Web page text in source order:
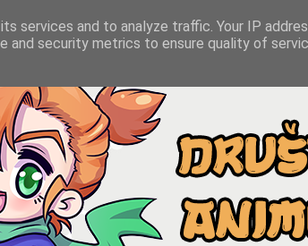
services and to analyze traffic. Your IP
and security metrics to ensure quality of